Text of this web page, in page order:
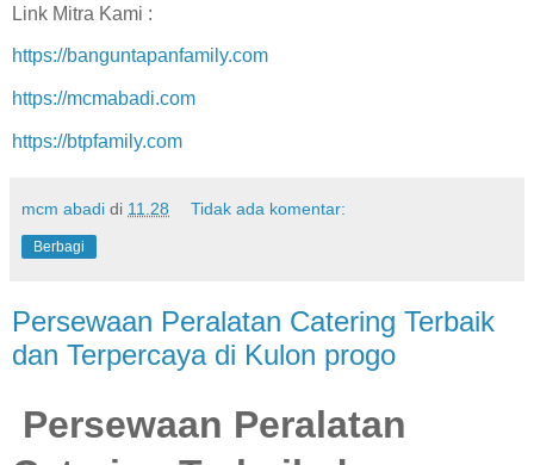
Link Mitra Kami :
https://banguntapanfamily.com
https://mcmabadi.com
https://btpfamily.com
mcm abadi di 11.28 Tidak ada komentar:
Berbagi
Persewaan Peralatan Catering Terbaik
dan Terpercaya di Kulon progo
Persewaan Peralatan